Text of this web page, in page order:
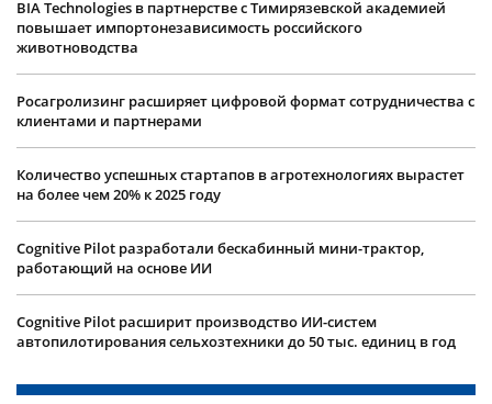
BIA Technologies в партнерстве с Тимирязевской академией
повышает импортонезависимость российского
животноводства
Росагролизинг расширяет цифровой формат сотрудничества с
клиентами и партнерами
Количество успешных стартапов в агротехнологиях вырастет
на более чем 20% к 2025 году
Cognitive Pilot разработали бескабинный мини-трактор,
работающий на основе ИИ
Cognitive Pilot расширит производство ИИ-систем
автопилотирования сельхозтехники до 50 тыс. единиц в год